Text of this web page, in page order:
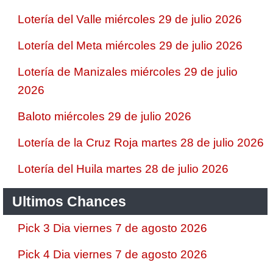
Lotería del Valle miércoles 29 de julio 2026
Lotería del Meta miércoles 29 de julio 2026
Lotería de Manizales miércoles 29 de julio
2026
Baloto miércoles 29 de julio 2026
Lotería de la Cruz Roja martes 28 de julio 2026
Lotería del Huila martes 28 de julio 2026
Ultimos Chances
Pick 3 Dia viernes 7 de agosto 2026
Pick 4 Dia viernes 7 de agosto 2026